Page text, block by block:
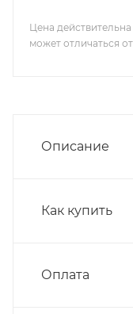
Цена
может отличаться
Описание
Как купить
Оплата